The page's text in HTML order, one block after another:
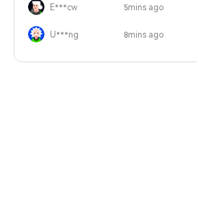
E***cw 5mins ago
U***ng 8mins ago